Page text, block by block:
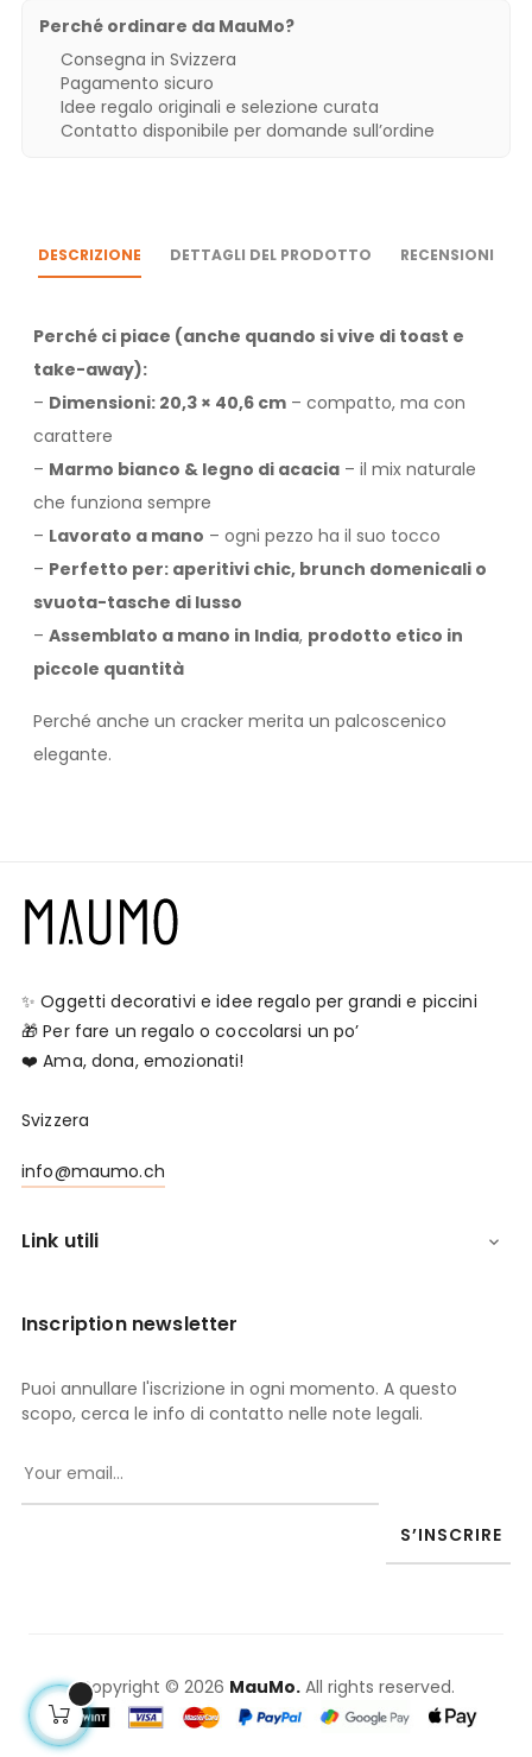
Perché ordinare da MauMo?
Consegna in Svizzera
Pagamento sicuro
Idee regalo originali e selezione curata
Contatto disponibile per domande sull’ordine
DESCRIZIONE DETTAGLI DEL PRODOTTO RECENSIONI
Perché ci piace (anche quando si vive di toast e
take-away):
– Dimensioni: 20,3 × 40,6 cm – compatto, ma con
carattere
– Marmo bianco & legno di acacia – il mix naturale
che funziona sempre
– Lavorato a mano – ogni pezzo ha il suo tocco
– Perfetto per: aperitivi chic, brunch domenicali o
svuota-tasche di lusso
– Assemblato a mano in India, prodotto etico in
piccole quantità
Perché anche un cracker merita un palcoscenico
elegante.
✨ Oggetti decorativi e idee regalo per grandi e piccini
🎁 Per fare un regalo o coccolarsi un po’
❤️ Ama, dona, emozionati!
Svizzera
info@maumo.ch
Link utili 
Inscription newsletter
Puoi annullare l'iscrizione in ogni momento. A questo
scopo, cerca le info di contatto nelle note legali.
S’INSCRIRE
Copyright © 2026 MauMo.All rights reserved.